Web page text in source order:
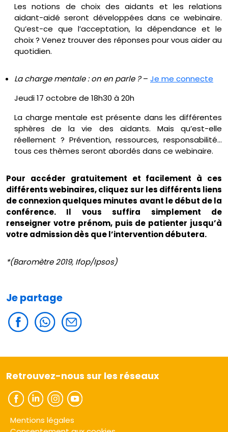
Les notions de choix des aidants et les relations
aidant-aidé seront développées dans ce webinaire.
Qu’est-ce que l’acceptation, la dépendance et le
choix ? Venez trouver des réponses pour vous aider au
quotidien.
La charge mentale : on en parle ?– Je me connecte
Jeudi 17 octobre de 18h30 à 20h
La charge mentale est présente dans les différentes
sphères de la vie des aidants. Mais qu’est-elle
réellement ? Prévention, ressources, responsabilité…
tous ces thèmes seront abordés dans ce webinaire.
Pour accéder gratuitement et facilement à ces
différents webinaires, cliquez sur les différents liens
de connexion quelques minutes avant le début de la
conférence. Il vous suffira simplement de
renseigner votre prénom, puis de patienter jusqu’à
votre admission dès que l’intervention débutera.
*(Baromètre 2019, Ifop/Ipsos)
Je partage
Retrouvez-nous sur les réseaux
Mentions légales